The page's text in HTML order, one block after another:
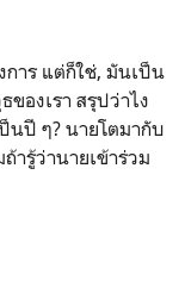
าร แต่ก็ใช่, มันเป็น
องเรา สรุปว่าไง
นปี ๆ? นายโตมากับ
ารู้ว่านายเข้าร่วม